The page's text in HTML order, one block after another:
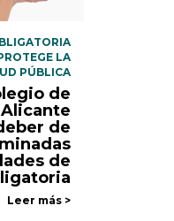
LA
PÚBLICA
de
de
de
Leer más >